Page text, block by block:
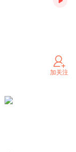
加关注